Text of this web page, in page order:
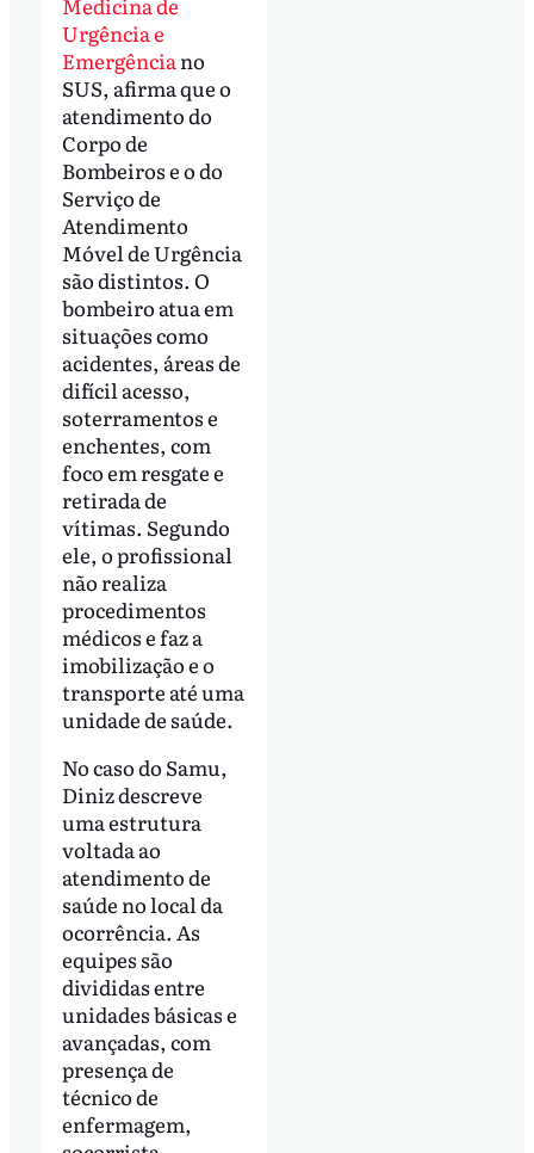
Urgência e
Emergênciano
SUS, afirma que o
atendimento do
Corpo de
Bombeiros e o do
Serviço de
Atendimento
Móvel de Urgência
são distintos. O
bombeiro atua em
situações como
acidentes, áreas de
difícil acesso,
soterramentos e
enchentes, com
foco em resgate e
retirada de
vítimas. Segundo
ele, o profissional
não realiza
procedimentos
médicos e faz a
imobilização e o
transporte até uma
unidade de saúde.
No caso do Samu,
Diniz descreve
uma estrutura
voltada ao
atendimento de
saúde no local da
ocorrência. As
equipes são
divididas entre
unidades básicas e
avançadas, com
presença de
técnico de
enfermagem,